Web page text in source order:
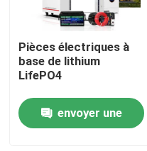
À la maison
Produits
Pièces électriques à
base de lithium
LifePO4
envoyer une